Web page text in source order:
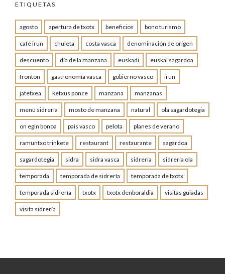
ETIQUETAS
agosto apertura de txotx beneficios bono turismo
café irun chuleta costa vasca denominación de origen
descuento día de la manzana euskadi euskal sagardoa
fronton gastronomía vasca gobierno vasco irun
jatetxea ketxus ponce manzana manzanas
menú sidrería mosto de manzana natural ola sagardotegia
on egin bonoa pais vasco pelota planes de verano
ramuntxo trinkete restaurant restaurante sagardoa
sagardotegia sidra sidra vasca sidrería sidrería ola
temporada temporada de sidrería temporada de txotx
temporada sidrería txotx txotx denboraldia visitas guiadas
visita sidrería